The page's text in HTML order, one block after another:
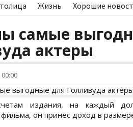
Жизнь Хорошие
самые
актеры
издания, на каждый
он принес доход в